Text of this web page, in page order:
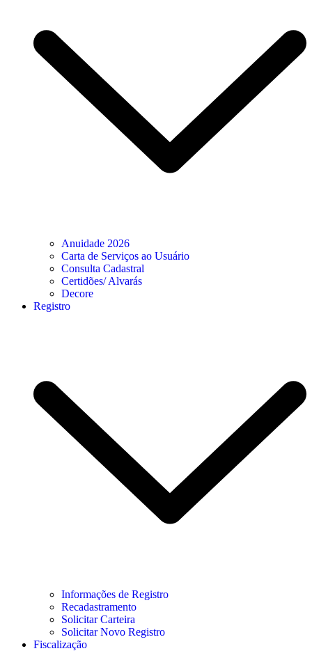
Anuidade 2026
Carta de Serviços ao Usuário
Consulta Cadastral
Certidões/ Alvarás
Decore
Registro
Informações de Registro
Recadastramento
Solicitar Carteira
Solicitar Novo Registro
Fiscalização